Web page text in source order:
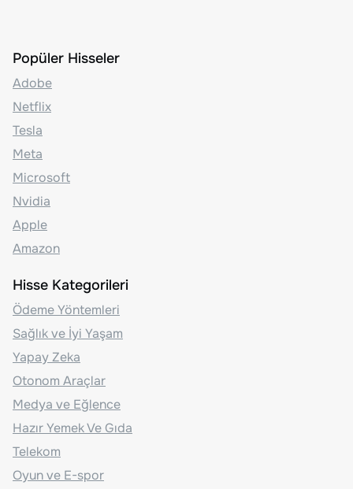
Popüler Hisseler
Adobe
Netflix
Tesla
Meta
Microsoft
Nvidia
Apple
Amazon
Hisse Kategorileri
Ödeme Yöntemleri
Sağlık ve İyi Yaşam
Yapay Zeka
Otonom Araçlar
Medya ve Eğlence
Hazır Yemek Ve Gıda
Telekom
Oyun ve E-spor